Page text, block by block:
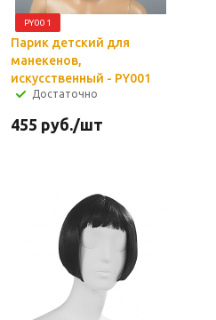
PY001
Парик детский для
манекенов,
искусственный - PY001
Достаточно
455 руб./шт